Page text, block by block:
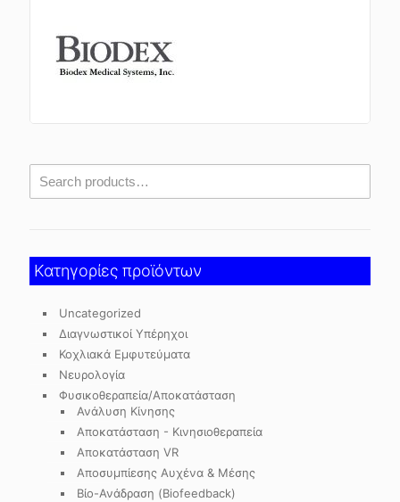
Κατηγορίες προϊόντων
Uncategorized
Διαγνωστικοί Υπέρηχοι
Κοχλιακά Εμφυτεύματα
Νευρολογία
Φυσικοθεραπεία/Αποκατάσταση
Ανάλυση Κίνησης
Αποκατάσταση - Κινησιοθεραπεία
Αποκατάσταση VR
Αποσυμπίεσης Αυχένα & Μέσης
Βίο-Ανάδραση (Biofeedback)